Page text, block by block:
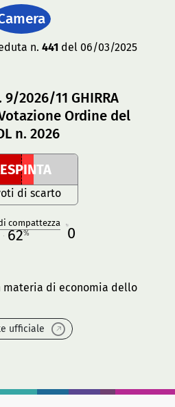
n. 441del 06/03/2025
2026/11 GHIRRA
Votazione Ordine del
n. 2026
di scarto
compattezza
62% 0
materia di economia dello
ufficiale